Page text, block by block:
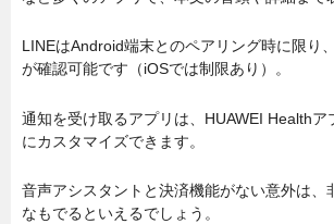
LINEはAndroid端末とのペアリング時に限り
が確認可能です（iOSでは制限あり）。
通知を受け取るアプリは、HUAWEI Healthア
にカスタマイズできます。
音声アシスタントと決済機能がない意外は、
なもでるといえるでしょう。